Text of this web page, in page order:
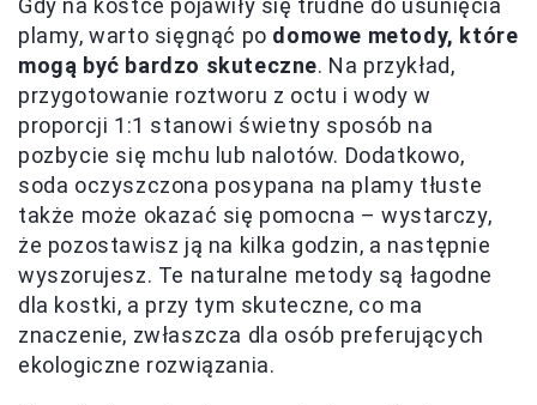
Gdy na kostce pojawiły się trudne do usunięcia
plamy, warto sięgnąć po domowe metody, które
mogą być bardzo skuteczne. Na przykład,
przygotowanie roztworu z octu i wody w
proporcji 1:1 stanowi świetny sposób na
pozbycie się mchu lub nalotów. Dodatkowo,
soda oczyszczona posypana na plamy tłuste
także może okazać się pomocna – wystarczy,
że pozostawisz ją na kilka godzin, a następnie
wyszorujesz. Te naturalne metody są łagodne
dla kostki, a przy tym skuteczne, co ma
znaczenie, zwłaszcza dla osób preferujących
ekologiczne rozwiązania.